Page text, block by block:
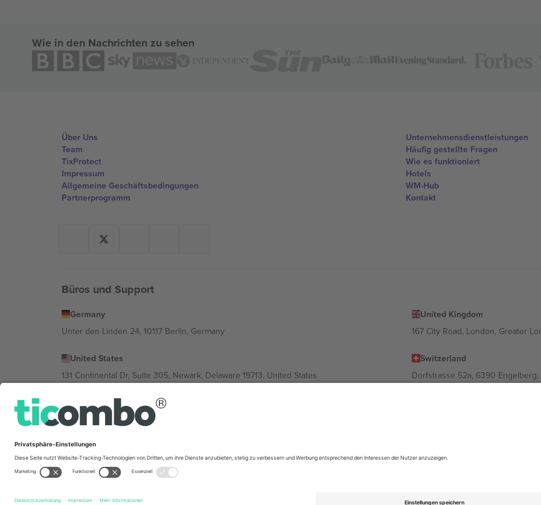
Wie in den Nachrichten zu sehen
Über Uns
Team
TixProtect
Impressum
Allgemeine Geschäftsbedingungen
Partnerprogramm
Unternehmensdienstleistungen
Häufig gestellte Fragen
Wie es funktioniert
Hotels
WM-Hub
Kontakt
Büros und Support
Germany
Unter den Linden 24, 10117 Berlin, Germany
United Kingdom
167 City Road, London, Greater
United States
131 Continental Dr, Suite 305, Newark, Delaware 19713, United States
Switzerland
Dorfstrasse 52a, 6390 Engelberg,
Bulgaria
Regus Sofia City West, bul Totleben 53-55, 1606 Sofia, Bulgaria
Mexico
Av Chapultepec 360, Roma Norte, Cuauhtémoc, 06700 Ciudad de México, CDMX, Mexico
im Impressum und in den Allgemeinen Geschäftsbedingungen.,
© 2026 Ticombo. Alle Rechte vorbehalten.